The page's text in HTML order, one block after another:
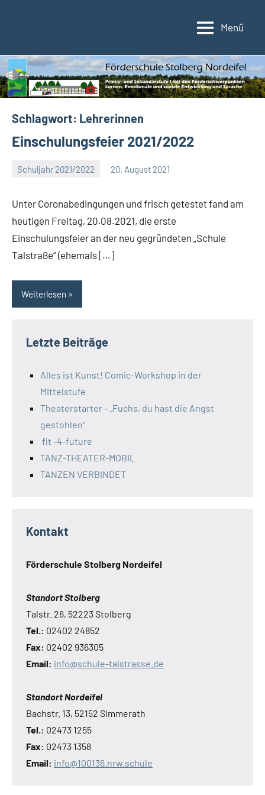
Stolberg/Nordeifel
Verbund
der
Kupferstadt
Menü
Schlagwort: Lehrerinnen
Einschulungsfeier 2021/2022
Schuljahr 2021/2022 20. August 2021
Unter Coronabedingungen und frisch getestet fand am
heutigen Freitag, 20.08.2021, die erste
Einschulungsfeier an der neu gegründeten „Schule
Talstraße“ (ehemals […]
Weiterlesen
Letzte Beiträge
Alles ist Kunst! Comic-Workshop in der
Mittelstufe
Theaterstarter – „Fuchs, du hast die Angst
gestohlen“
fit -4-future
TANZ-THEATER-MOBIL
TANZEN VERBINDET
Kontakt
Förderschule Stolberg Nordeifel
Standort Stolberg
Talstr. 26, 52223 Stolberg
Tel.: 02402 24852
Fax: 02402 936305
Email: info@schule-talstrasse.de
Standort Nordeifel
Bachstr. 13, 52152 Simmerath
Tel.: 02473 1255
Fax: 02473 1358
Email: info@100136.nrw.schule